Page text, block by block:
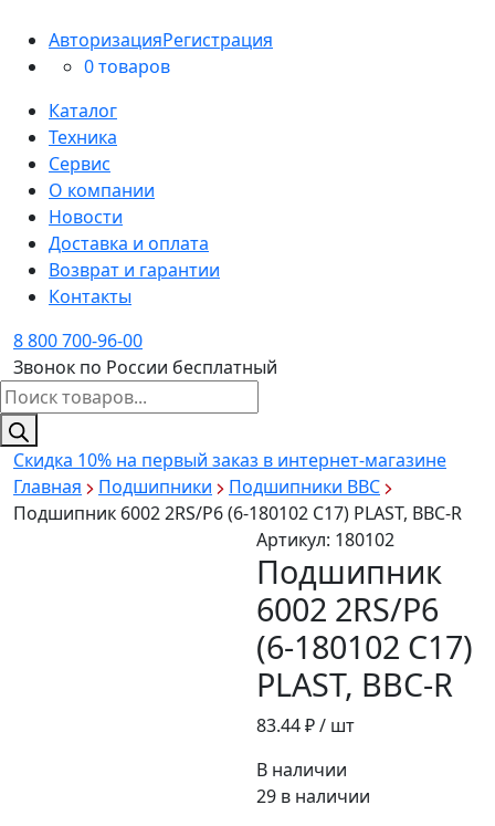
АвторизацияРегистрация
0 товаров
Каталог
Техника
Сервис
О компании
Новости
Доставка и оплата
Возврат и гарантии
Контакты
8 800 700-96-00
Звонок по России бесплатный
Поиск
товаров
Скидка 10% на первый заказ в интернет-магазине
Главная
Подшипники
Подшипники BBC
Подшипник 6002 2RS/P6 (6-180102 С17) PLAST, BBC-R
Артикул: 180102
Подшипник
6002 2RS/P6
(6-180102 С17)
PLAST, BBC-R
83.44₽ / шт
В наличии
29 в наличии